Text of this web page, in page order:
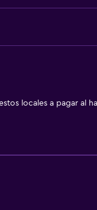
locales a pagar al